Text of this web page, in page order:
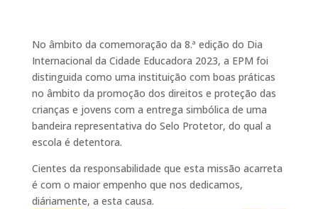
No âmbito da comemoração da 8.ª edição do Dia
Internacional da Cidade Educadora 2023, a EPM foi
distinguida como uma instituição com boas práticas
no âmbito da promoção dos direitos e proteção das
crianças e jovens com a entrega simbólica de uma
bandeira representativa do Selo Protetor, do qual a
escola é detentora.
Cientes da responsabilidade que esta missão acarreta
é com o maior empenho que nos dedicamos,
diáriamente, a esta causa.